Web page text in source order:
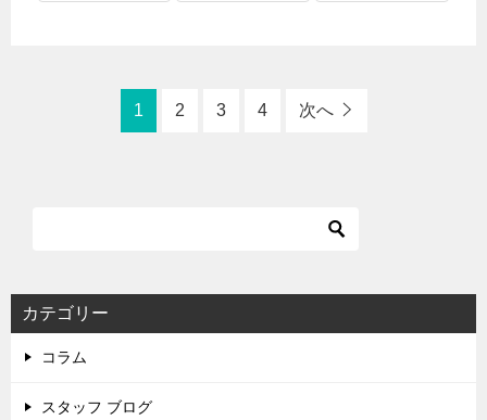
1 2 3 4 次へ
カテゴリー
コラム
スタッフ ブログ